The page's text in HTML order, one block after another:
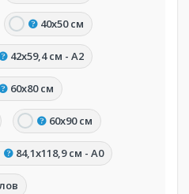
40х50 см
42х59,4 см - А2
60х80 см
60х90 см
84,1х118,9 см - А0